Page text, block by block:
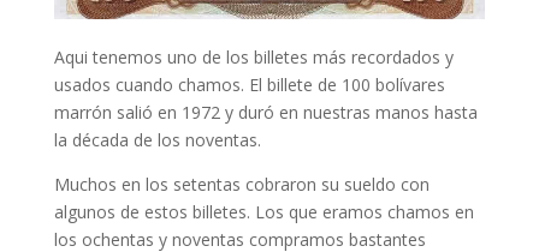
Aqui tenemos uno de los billetes más recordados y
usados cuando chamos. El billete de 100 bolívares
marrón salió en 1972 y duró en nuestras manos hasta
la década de los noventas.
Muchos en los setentas cobraron su sueldo con
algunos de estos billetes. Los que eramos chamos en
los ochentas y noventas compramos bastantes